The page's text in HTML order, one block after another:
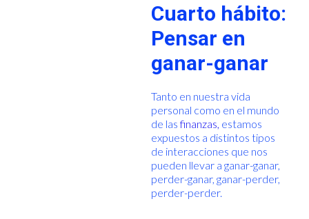
Cuarto hábito:
Pensar en
ganar-ganar
Tanto en nuestra vida
personal como en el mundo
de lasfinanzas, estamos
expuestos a distintos tipos
de interacciones que nos
pueden llevar a ganar-ganar,
perder-ganar, ganar-perder,
perder-perder.